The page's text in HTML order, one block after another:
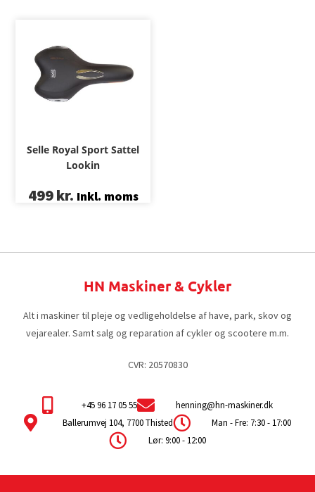
Selle Royal Sport Sattel
Lookin
499kr. Inkl. moms
HN Maskiner & Cykler
Alt i maskiner til pleje og vedligeholdelse af have, park, skov og
vejarealer. Samt salg og reparation af cykler og scootere m.m.
CVR: 20570830
+45 96 17 05 55
henning@hn-maskiner.dk
Ballerumvej 104, 7700 Thisted
Man - Fre: 7:30 - 17:00
Lør: 9:00 - 12:00